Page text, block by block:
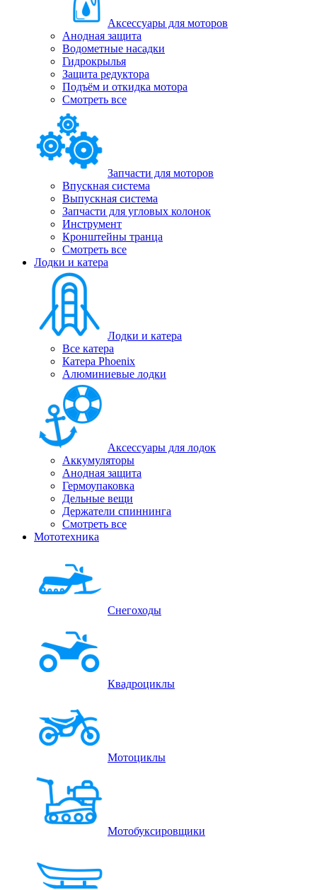
Аксессуары для моторов
Анодная защита
Водометные насадки
Гидрокрылья
Защита редуктора
Подъём и откидка мотора
Смотреть все
Запчасти для моторов
Впускная система
Выпускная система
Запчасти для угловых колонок
Инструмент
Кронштейны транца
Смотреть все
Лодки и катера
Лодки и катера
Все катера
Катера Phoenix
Алюминиевые лодки
Аксессуары для лодок
Аккумуляторы
Анодная защита
Гермоупаковка
Дельные вещи
Держатели спиннинга
Смотреть все
Мототехника
Снегоходы
Квадроциклы
Мотоциклы
Мотобуксировщики